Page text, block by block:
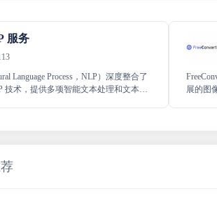
服务
Language Process，NLP）深度整合了
技术，提供多项智能文本处理和文本生
展的图